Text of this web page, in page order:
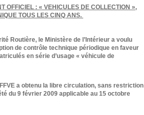
OFFICIEL : « VEHICULES DE COLLECTION »,
TOUS LES CINQ ANS.
Routière, le Ministère de l’Intérieur a voulu
de contrôle technique périodique en faveur
en série d’usage « véhicule de
a obtenu la libre circulation, sans restriction
du 9 février 2009 applicable au 15 octobre